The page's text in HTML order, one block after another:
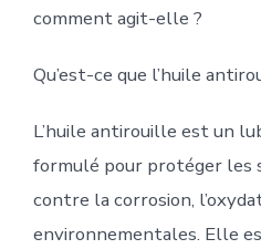
comment agit-elle ?
Qu’est-ce que l’huile
L’huile antirouille est un
formulé pour protéger les
contre la corrosion,
environnementales. Elle